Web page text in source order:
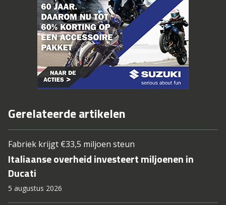
Gerelateerde artikelen
Fabriek krijgt €33,5 miljoen steun
Italiaanse overheid investeert miljoenen in
Ducati
5 augustus 2026